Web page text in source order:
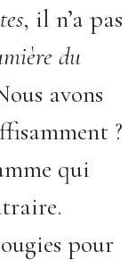
, il n’a pas
du
avons
?
qui
pour